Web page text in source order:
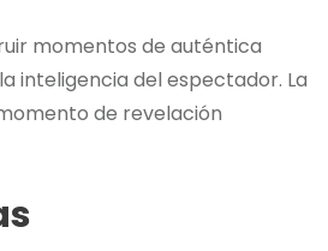
momentos de auténtica
inteligencia del espectador. La
de revelación